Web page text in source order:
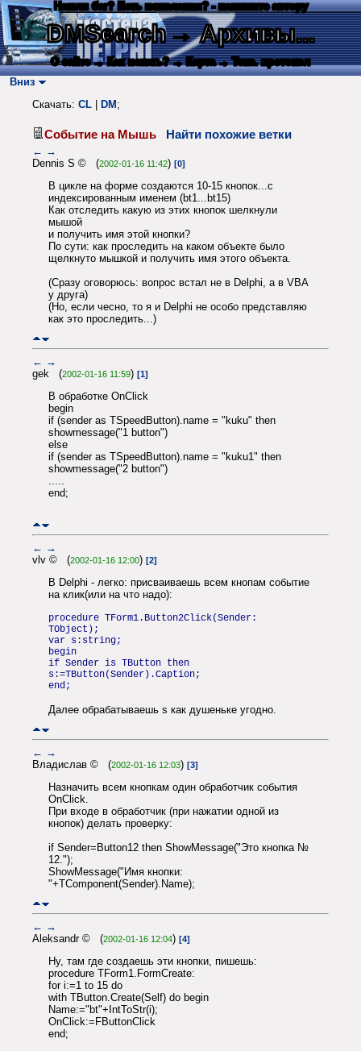
Нашли баг? Есть пожелания? - напишите автору
DMSearch→ Архивы...
О сайте → Как искать? → Карта → Текс. протокол
Вниз
Скачать: CL DM ;
Событие на Мышь Найти похожие ветки
← →
Dennis S © (2002-01-16 11:42) [0]
В цикле на форме создаются 10-15 кнопок...с
индексированным именем (bt1...bt15)
Как отследить какую из этих кнопок шелкнули
мышой
и получить имя этой кнопки?
По сути: как проследить на каком объекте было
щелкнуто мышкой и получить имя этого объекта.
(Сразу оговорюсь: вопрос встал не в Delphi, а в VBA
у друга)
(Но, если чесно, то я и Delphi не особо представляю
как это проследить...)
← →
gek (2002-01-16 11:59) [1]
В обработке OnClick
begin
if (sender as TSpeedButton).name = "kuku" then
showmessage("1 button")
else
if (sender as TSpeedButton).name = "kuku1" then
showmessage("2 button")
.....
end;
← →
vlv © (2002-01-16 12:00) [2]
В Delphi - легко: присваиваешь всем кнопам событие
на клик(или на что надо):
procedure TForm1.Button2Click(Sender:
TObject);
var s:string;
begin
if Sender is TButton then
s:=TButton(Sender).Caption;
end;
Далее обрабатываешь s как душеньке угодно.
← →
Владислав © (2002-01-16 12:03) [3]
Назначить всем кнопкам один обработчик события
OnClick.
При входе в обработчик (при нажатии одной из
кнопок) делать проверку:
if Sender=Button12 then ShowMessage("Это кнопка №
12.");
ShowMessage("Имя кнопки:
"+TComponent(Sender).Name);
← →
Aleksandr © (2002-01-16 12:04) [4]
Ну, там где создаешь эти кнопки, пишешь:
procedure TForm1.FormCreate:
for i:=1 to 15 do
with TButton.Create(Self) do begin
Name:="bt"+IntToStr(i);
OnClick:=FButtonClick
end;